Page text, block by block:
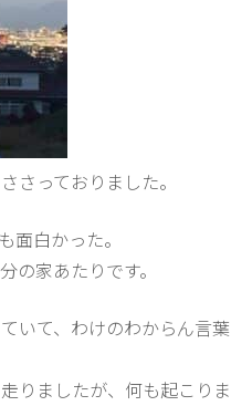
さっておりました。
面白かった。
の家あたりです。
いて、わけのわからん言葉
りましたが、何も起こりま